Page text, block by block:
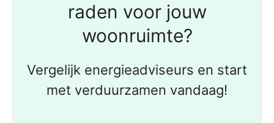
raden voor jouw
woonruimte?
Vergelijk energieadviseurs en start
met verduurzamen vandaag!